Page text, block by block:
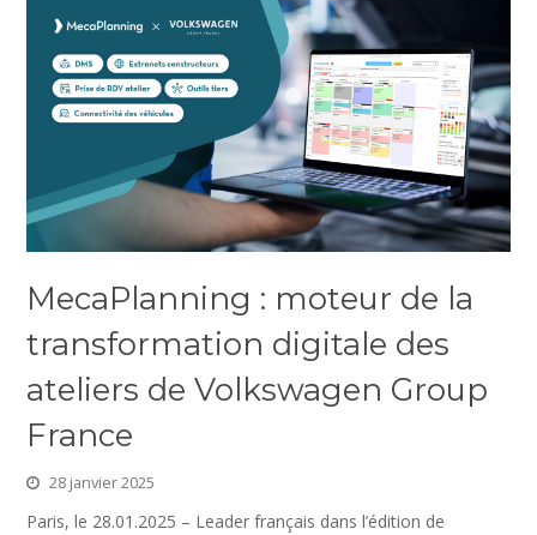
MecaPlanning : moteur de la
transformation digitale des
ateliers de Volkswagen Group
France
28 janvier 2025
Paris, le 28.01.2025 – Leader français dans l’édition de